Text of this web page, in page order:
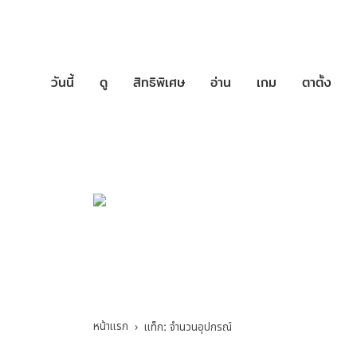
วันนี้ ดู สิทธิพิเศษ อ่าน เกม ตาตั้ง
หน้าแรก แท็ก: จำนวนอุปกรณ์